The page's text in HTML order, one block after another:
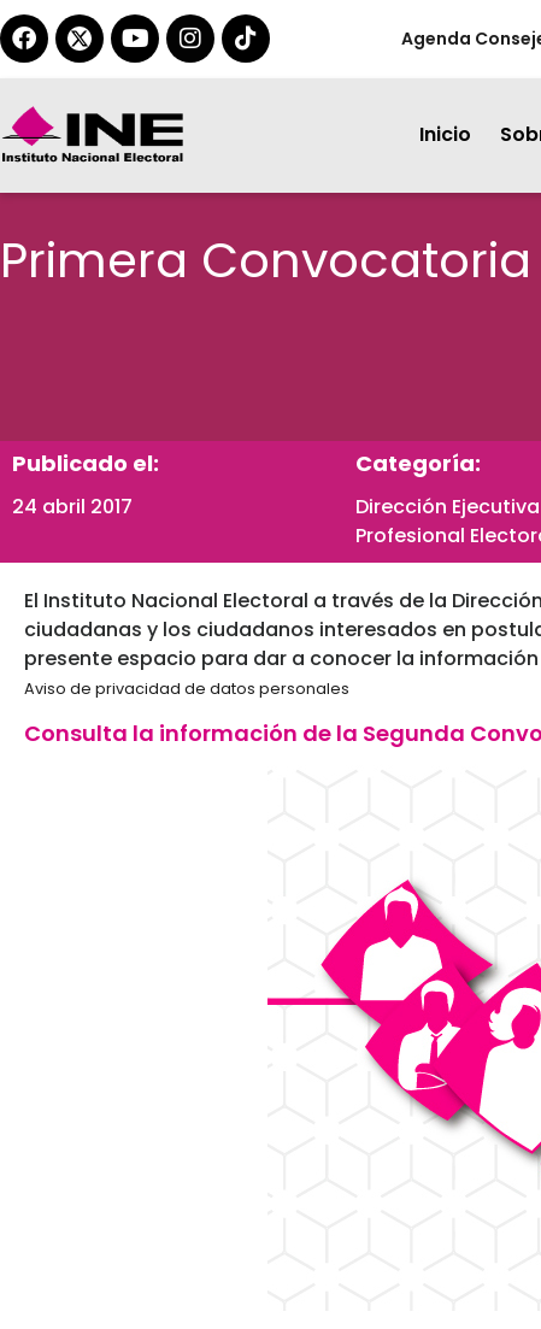
Agenda
Inicio
Primera Convocatoria
Publicado el:
24 abril 2017
Categoría:
Dirección
Profesional
El Instituto Nacional Electoral a través de la
ciudadanas y los ciudadanos interesados en
presente espacio para dar a conocer la
Aviso de privacidad de datos personales
Consulta la información de la Segunda